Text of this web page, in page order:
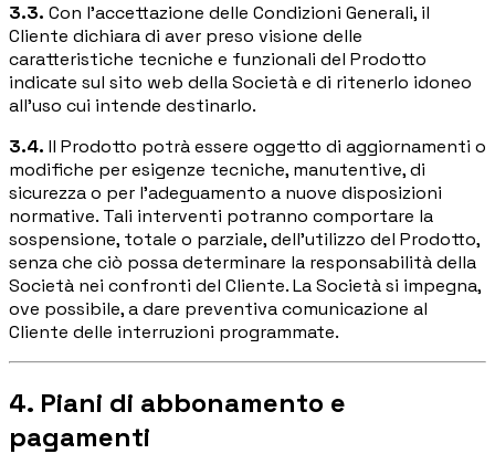
3.3. Con l'accettazione delle Condizioni Generali, il
Cliente dichiara di aver preso visione delle
caratteristiche tecniche e funzionali del Prodotto
indicate sul sito web della Società e di ritenerlo idoneo
all'uso cui intende destinarlo.
3.4. Il Prodotto potrà essere oggetto di aggiornamenti o
modifiche per esigenze tecniche, manutentive, di
sicurezza o per l'adeguamento a nuove disposizioni
normative. Tali interventi potranno comportare la
sospensione, totale o parziale, dell'utilizzo del Prodotto,
senza che ciò possa determinare la responsabilità della
Società nei confronti del Cliente. La Società si impegna,
ove possibile, a dare preventiva comunicazione al
Cliente delle interruzioni programmate.
4. Piani di abbonamento e
pagamenti